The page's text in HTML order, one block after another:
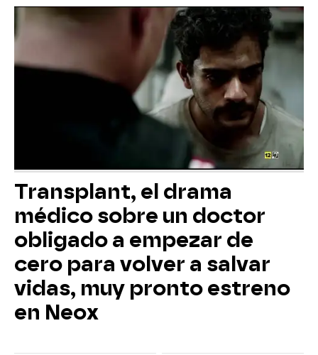
Transplant, el drama
médico sobre un doctor
obligado a empezar de
cero para volver a salvar
vidas, muy pronto estreno
en Neox